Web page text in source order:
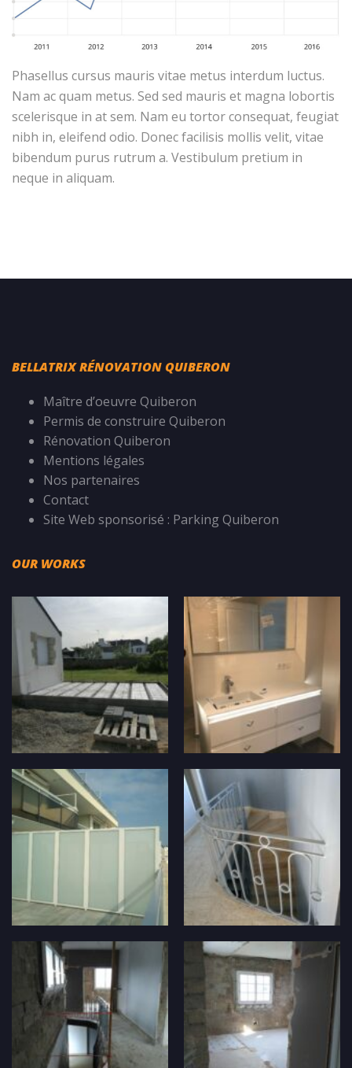
Phasellus cursus mauris vitae metus interdum luctus.
Nam ac quam metus. Sed sed mauris et magna lobortis
scelerisque in at sem. Nam eu tortor consequat, feugiat
nibh in, eleifend odio. Donec facilisis mollis velit, vitae
bibendum purus rutrum a. Vestibulum pretium in
neque in aliquam.
BELLATRIX RÉNOVATION QUIBERON
Maître d’oeuvre Quiberon
Permis de construire Quiberon
Rénovation Quiberon
Mentions légales
Nos partenaires
Contact
Site Web sponsorisé : Parking Quiberon
OUR WORKS